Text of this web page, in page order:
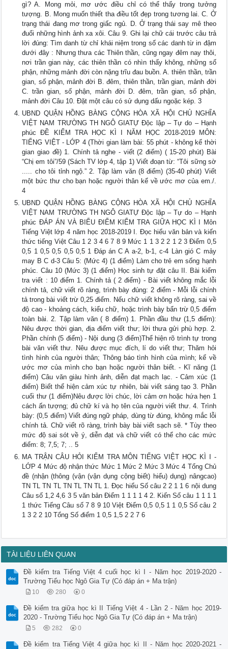
gì? A. Mong mỏi, mơ ước điều chỉ có thể thấy trong tưởng
tượng. B. Mong muốn thiết tha điều tốt đẹp trong tương lai. C. Ở
trạng thái đang mơ trong giấc ngủ. D. Ở trạng thái say mê theo
đuổi những hình ảnh xa xôi. Câu 9. Ghi lại chữ cái trước câu trả
lời đúng: Tìm danh từ chỉ khái niệm trong số các danh từ in đậm
dưới đây : Nhưng thưa các Thiên thần, cũng ngay đêm nay thôi,
nơi trần gian này, các thiên thần có nhìn thấy không, những số
phận, những mảnh đời còn nặng trĩu đau buồn. A. thiên thần, trần
gian, số phận, mảnh đời B. đêm, thiên thần, trần gian, mảnh đời
C. trần gian, số phận, mảnh đời D. đêm, trần gian, số phận,
mảnh đời Câu 10. Đặt một câu có sử dụng dấu ngoặc kép. 3
UBND QUẬN HỒNG BÀNG CỘNG HÒA XÃ HỘI CHỦ NGHĨA
VIỆT NAM TRƯỜNG TH NGÔ GIATỰ Độc lập – Tự do – Hạnh
phúc ĐỀ KIỂM TRA HỌC KÌ I NĂM HỌC 2018-2019 MÔN:
TIẾNG VIỆT - LỚP 4 (Thời gian làm bài: 55 phút - không kể thời
gian giao đề) 1. Chính tả nghe - viết (2 điểm) ( 15-20 phút) Bài
“Chị em tôi”/59 (Sách TV lớp 4, tập 1) Viết đoạn từ: “Tôi sững sờ
..... cho tôi tỉnh ngộ.” 2. Tập làm văn (8 điểm) (35-40 phút) Viết
một bức thư cho bạn hoặc người thân kể về ước mơ của em./.
4
UBND QUẬN HỒNG BÀNG CỘNG HÒA XÃ HỘI CHỦ NGHĨA
VIỆT NAM TRƯỜNG TH NGÔ GIATỰ Độc lập – Tự do – Hạnh
phúc ĐÁP ÁN VÀ BIỂU ĐIỂM KIỂM TRA GIỮA HỌC KÌ I Môn
Tiếng Việt lớp 4 năm học 2018-2019 I. Đọc hiểu văn bản và kiến
thức tiếng Việt Câu 1 2 3 4 6 7 8 9 Mức 1 1 3 2 2 1 2 3 Điểm 0,5
0,5 1 0,5 0,5 0,5 0,5 1 Đáp án C A a-2, b-1, c-4 Làn gió C mảy
may B C d-3 Câu 5: (Mức 4) (1 điểm) Làm cho trẻ em sống hạnh
phúc. Câu 10 (Mức 3) (1 điểm) Học sinh tự đặt câu II. Bài kiểm
tra viết : 10 điểm 1. Chính tả ( 2 điểm) - Bài viết không mắc lỗi
chính tả, chữ viết rõ ràng, trình bày đúng: 2 điểm - Mỗi lỗi chính
tả trong bài viết trừ 0,25 điểm. Nếu chữ viết không rõ ràng, sai về
độ cao - khoảng cách, kiểu chữ, hoặc trình bày bẩn trừ 0,5 điểm
toàn bài. 2. Tập làm văn ( 8 điểm) 1. Phần đầu thư (1,5 điểm):
Nêu được thời gian, địa điểm viết thư; lời thưa gửi phù hợp. 2.
Phần chính (5 điểm) - Nội dung (3 điểm)Thể hiện rõ trình tự trong
bài văn viết thư. Nêu được mục đích, lí do viết thư; Thăm hỏi
tình hình của người thân; Thông báo tình hình của mình; kể về
ước mơ của mình cho bạn hoặc người thân biết. - Kĩ năng (1
điểm) Câu văn giàu hình ảnh, diễn đạt mạch lạc. - Cảm xúc (1
điểm) Biết thể hiện cảm xúc tự nhiên, bài viết sáng tạo 3. Phần
cuối thư (1 điểm)Nêu được lời chúc, lời cảm ơn hoặc hứa hẹn 1
cách ấn tượng; đủ chữ kí và họ tên của người viết thư. 4. Trình
bày: (0,5 điểm) Viết đúng ngữ pháp, dùng từ đúng, không mắc lỗi
chính tả. Chữ viết rõ ràng, trình bày bài viết sạch sẽ. * Tùy theo
mức độ sai sót về ý, diễn đạt và chữ viết có thể cho các mức
điểm: 8; 7,5; 7; .. 5
MA TRẬN CÂU HỎI KIỂM TRA MÔN TIẾNG VIỆT HỌC KÌ I -
LỚP 4 Mức độ nhận thức Mức 1 Mức 2 Mức 3 Mức 4 Tổng Chủ
đề (nhận (thông (vận (vận dụng cộng biết) hiểu) dụng) nângcao)
TN TL TN TL TN TL TN TL 1. Đọc hiểu Số câu 2 2 1 1 6 nội dung
Câu số 1,2 4,6 3 5 văn bản Điểm 1 1 1 1 4 2. Kiến Số câu 1 1 1 1
1 thức Tiếng Câu số 7 8 9 10 Việt Điểm 0,5 0,5 1 1 0,5 Số câu 2
1 3 2 2 10 Tổng Số điểm 1 0,5 1,5 2 2 7 6
TÀI LIỆU LIÊN QUAN
Đề kiểm tra Tiếng Việt 4 cuối học kì I - Năm học 2019-2020 -
Trường Tiểu học Ngô Gia Tự (Có đáp án + Ma trận)
10 280 0
Đề kiểm tra giữa học kì II Tiếng Việt 4 - Lần 2 - Năm học 2019-
2020 - Trường Tiểu học Ngô Gia Tự (Có đáp án + Ma trận)
5 282 0
Đề kiểm tra Tiếng Việt 4 giữa học kì II - Năm học 2020-2021 -